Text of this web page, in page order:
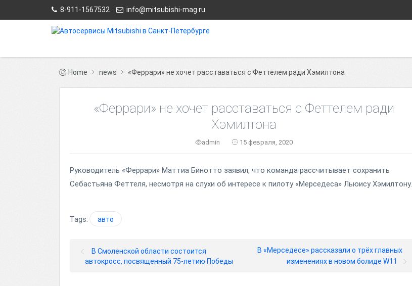
8-911-1567532 info@mitsubishi-mag.ru
Home news «Феррари» не хочет расставаться с Феттелем ради Хэмилтона
«Феррари» не хочет расставаться с Феттелем ради
Хэмилтона
admin 15 февраля, 2020
Руководитель «Феррари» Маттиа Бинотто заявил, что команда рассчитывает сохранить
Себастьяна Феттеля, несмотря на слухи об интересе к пилоту «Мерседеса» Льюису Хэмилтону.
Tags: авто
В Смоленской области состоится
автокросс, посвященный 75-летию Победы
В «Мерседесе» рассказали о трёх главных
изменениях в новом болиде W11